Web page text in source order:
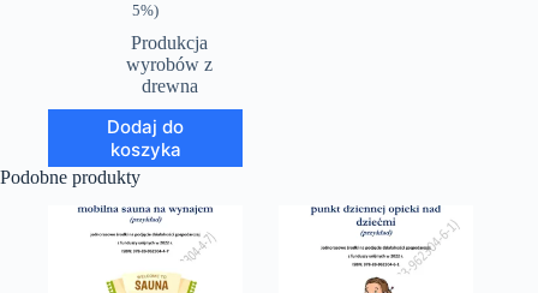
5%)
Produkcja
wyrobów z
drewna
Dodaj do
koszyka
Podobne produkty